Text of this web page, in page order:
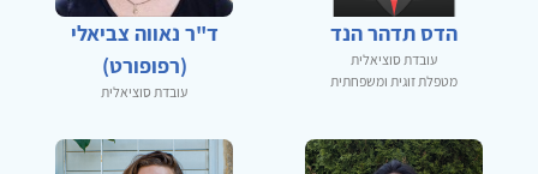
הדס תדהר הנד
עובדת סוציאלית
מטפלת זוגית ומשפחתית
ד"ר נאווה צביאלי
(רפופורט)
עובדת סוציאלית